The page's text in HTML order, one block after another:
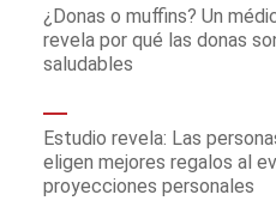
¿Donas o muffins? Un
revela por qué las donas
saludables
Estudio revela: Las
eligen mejores regalos al
proyecciones personales